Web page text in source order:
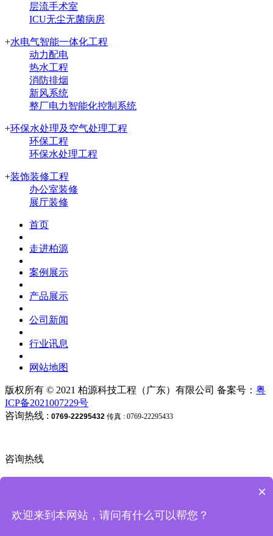
层流手术室
ICU无尘无菌病房
+水电气智能一体化工程
动力配电
热水工程
消防排烟
新风系统
整厂电力智能化控制系统
+环保水处理及空气处理工程
环保工程
环保水处理工程
+装饰装修工程
办公室装修
展厅装修
首页
走进柏源
案例展示
产品展示
公司新闻
行业讯息
网站地图
版权所有 © 2021 柏源科技工程（广东）有限公司 备案号： 粤
ICP备2021007229号
咨询热线 : 0769-22295432 传真 : 0769-22295433
咨询热线
0769-22295432
×
欢迎来到本网站，请问有什么可以帮您？